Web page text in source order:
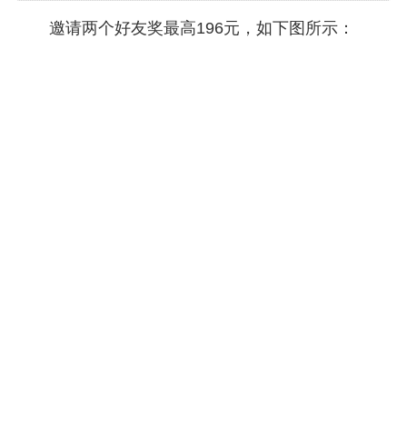
邀请两个好友奖最高196元，如下图所示：